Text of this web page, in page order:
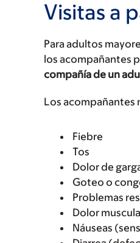
Visitas a
Para adultos
los acompañantes
compañía de un
Los acompañantes
Fiebre
Tos
Dolor de
Goteo o
Problemas
Dolor
Náuseas